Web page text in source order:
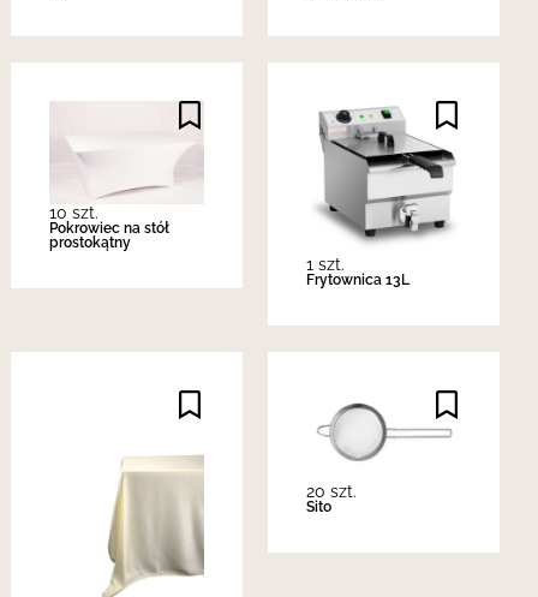
10 szt.
Pokrowiec na stół
prostokątny
1 szt.
Frytownica 13L
20 szt.
Sito